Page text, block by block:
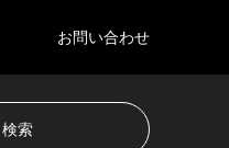
お問い合わせ